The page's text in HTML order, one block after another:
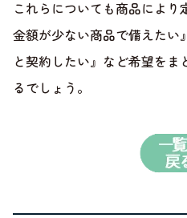
これらについても商品によ
金額が少ない商品で備えたい
と契約したい』など希望を
るでしょう。